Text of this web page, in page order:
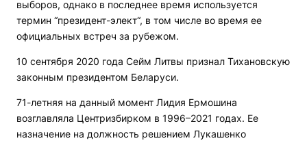
выборов, однако в последнее время используется
термин “президент-элект“, в том числе во время ее
официальных встреч за рубежом.
10 сентября 2020 года Сейм Литвы признал Тихановскую
законным президентом Беларуси.
71-летняя на данный момент Лидия Ермошина
возглавляла Центризбирком в 1996–2021 годах. Ее
назначение на должность решением Лукашенко